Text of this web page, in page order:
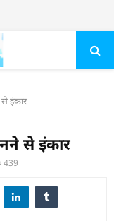
से इंकार
से इंकार
439